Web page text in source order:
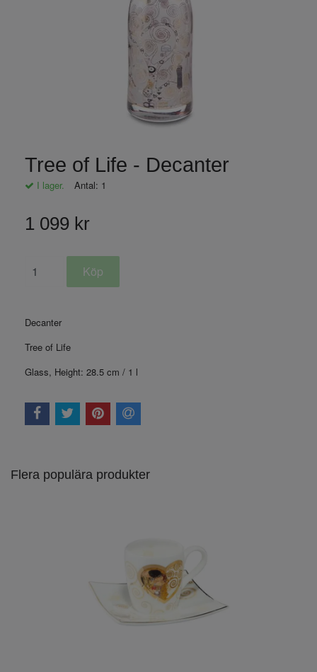
Tree of Life - Decanter
I lager. Antal: 1
1 099 kr
Decanter
Tree of Life
Glass, Height: 28.5 cm / 1 l
Flera populära produkter